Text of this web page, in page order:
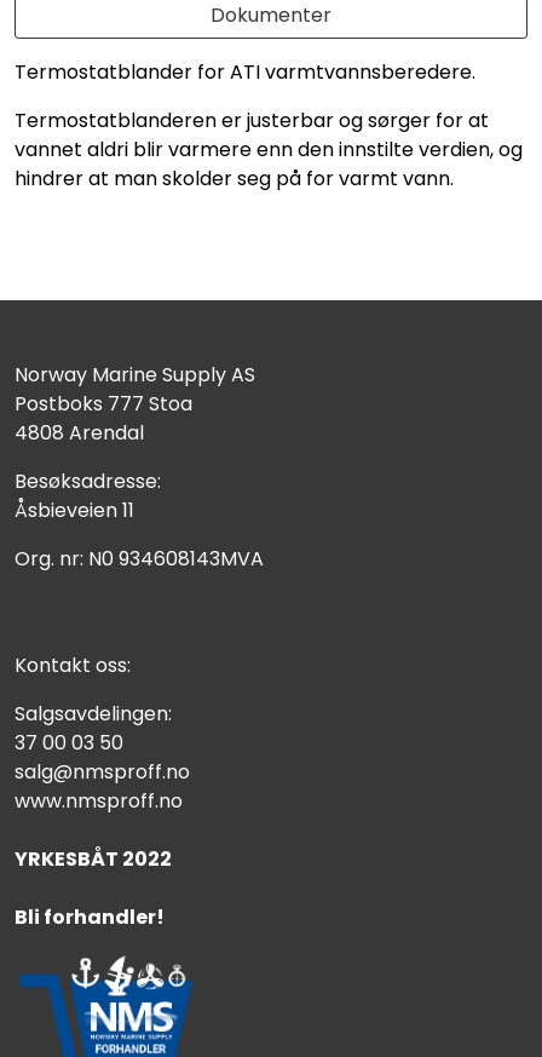
Dokumenter
Termostatblander for ATI varmtvannsberedere.
Termostatblanderen er justerbar og sørger for at
vannet aldri blir varmere enn den innstilte verdien, og
hindrer at man skolder seg på for varmt vann.
Norway Marine Supply AS
Postboks 777 Stoa
4808 Arendal
Besøksadresse:
Åsbieveien 11
Org. nr: N0 934608143MVA
Kontakt oss:
Salgsavdelingen:
37 00 03 50
salg@nmsproff.no
www.nmsproff.no
YRKESBÅT 2022
Bli forhandler!